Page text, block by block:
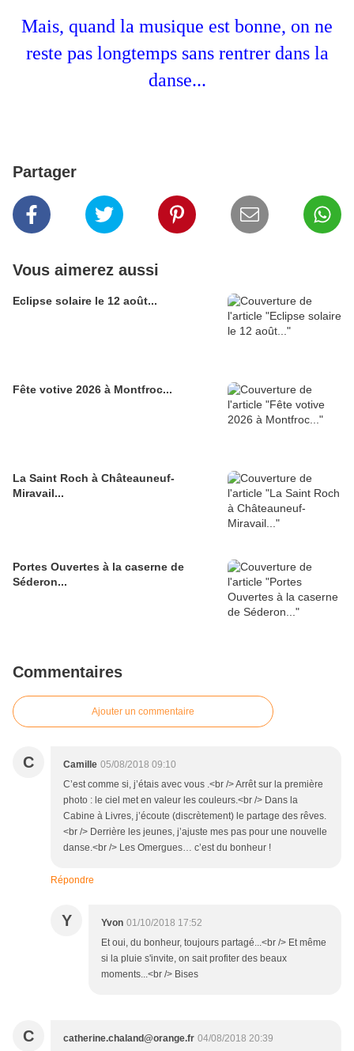
Mais, quand la musique est bonne, on ne
reste pas longtemps sans rentrer dans la
danse...
Partager
Vous aimerez aussi
Eclipse solaire le 12 août...
Fête votive 2026 à Montfroc...
La Saint Roch à Châteauneuf-
Miravail...
Portes Ouvertes à la caserne de
Séderon...
Commentaires
Ajouter un commentaire
C Camille 05/08/2018 09:10
C’est comme si, j’étais avec vous .<br /> Arrêt sur la première
photo : le ciel met en valeur les couleurs.<br /> Dans la
Cabine à Livres, j’écoute (discrètement) le partage des rêves.
<br /> Derrière les jeunes, j’ajuste mes pas pour une nouvelle
danse.<br /> Les Omergues… c’est du bonheur !
Répondre
Y Yvon 01/10/2018 17:52
Et oui, du bonheur, toujours partagé...<br /> Et même
si la pluie s'invite, on sait profiter des beaux
moments...<br /> Bises
C catherine.chaland@orange.fr 04/08/2018 20:39